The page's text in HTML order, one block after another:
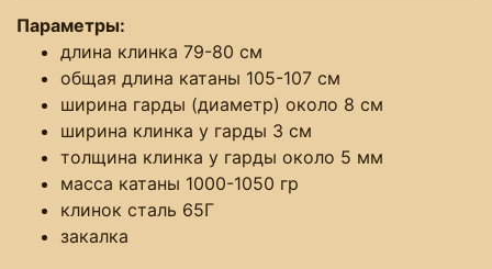
Параметры:
длина клинка 79-80 см
общая длина катаны 105-107 см
ширина гарды (диаметр) около 8 см
ширина клинка у гарды 3 см
толщина клинка у гарды около 5 мм
масса катаны 1000-1050 гр
клинок сталь 65Г
закалка